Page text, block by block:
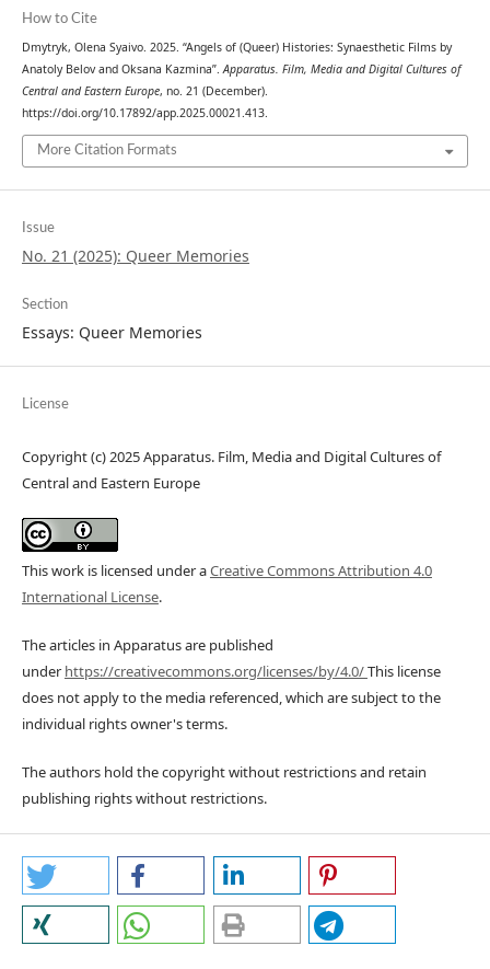
How to Cite
Dmytryk, Olena Syaivo. 2025. “Angels of (Queer) Histories: Synaesthetic Films by
Anatoly Belov and Oksana Kazmina”. Apparatus. Film, Media and Digital Cultures of
Central and Eastern Europe, no. 21 (December).
https://doi.org/10.17892/app.2025.00021.413.
More Citation Formats
Issue
No. 21 (2025): Queer Memories
Section
Essays: Queer Memories
License
Copyright (c) 2025 Apparatus. Film, Media and Digital Cultures of
Central and Eastern Europe
This work is licensed under aCreative Commons Attribution 4.0
International License.
The articles in Apparatus are published
underhttps://creativecommons.org/licenses/by/4.0/This license
does not apply to the media referenced, which are subject to the
individual rights owner's terms.
The authors hold the copyright without restrictions and retain
publishing rights without restrictions.